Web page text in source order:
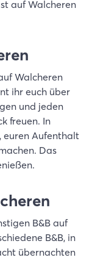
auf Walcheren
Walcheren
ihr euch über
und jeden
freuen. In
euren Aufenthalt
Das
B&B auf
B&B, in
übernachten